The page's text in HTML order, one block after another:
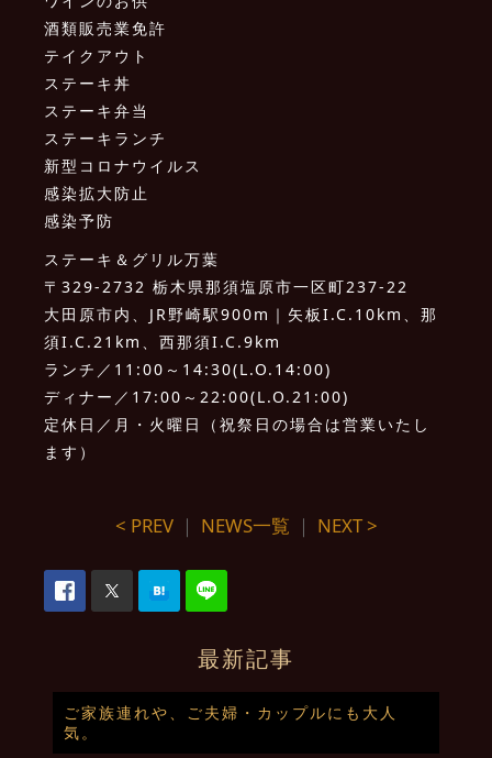
酒類販売業免許
テイクアウト
ステーキ丼
ステーキ弁当
ステーキランチ
新型コロナウイルス
感染拡大防止
感染予防
ステーキ＆グリル万葉
〒329-2732 栃木県那須塩原市一区町237-22
大田原市内、JR野崎駅900m｜矢板I.C.10km、那
須I.C.21km、西那須I.C.9km
ランチ／11:00～14:30(L.O.14:00)
ディナー／17:00～22:00(L.O.21:00)
定休日／月・火曜日（祝祭日の場合は営業いたし
ます）
< PREV｜ NEWS一覧 ｜ NEXT >
最新記事
ご家族連れや、ご夫婦・カップルにも大人
気。